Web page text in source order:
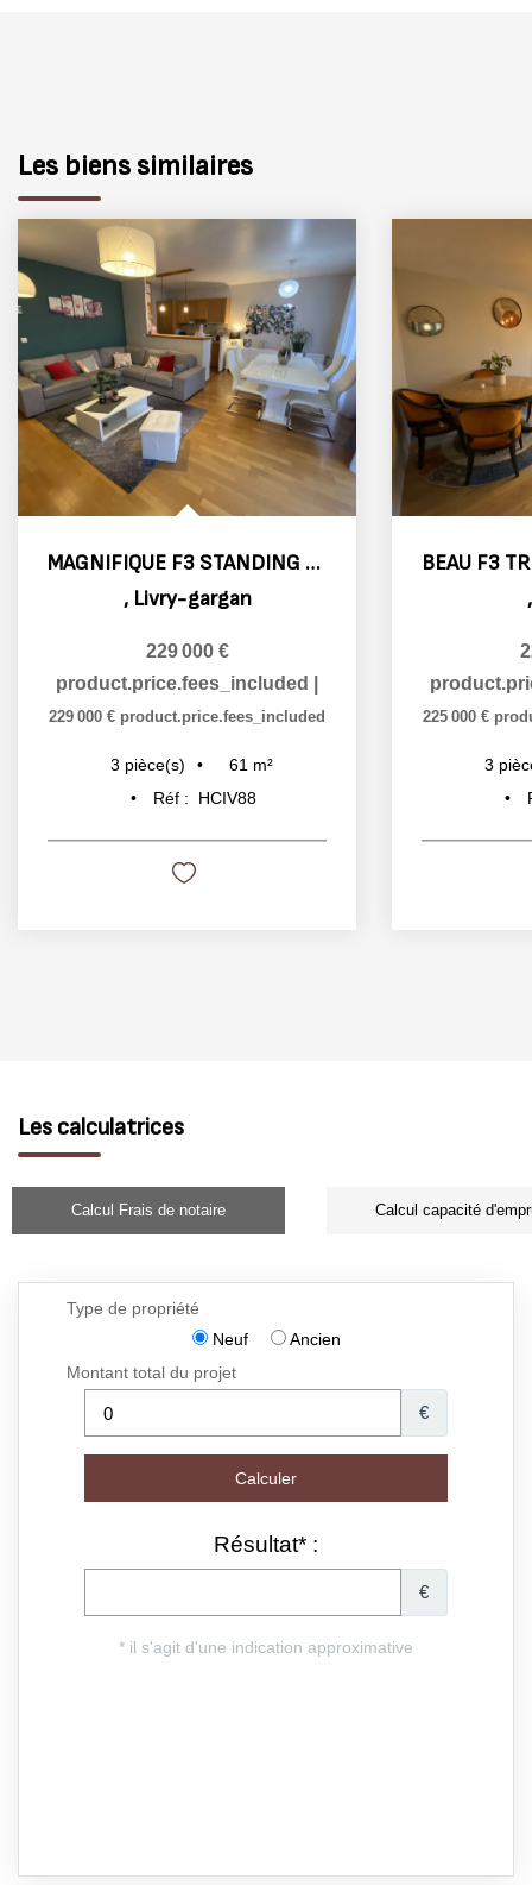
Les biens similaires
MAGNIFIQUE F3 STANDING TRAVERSANT LIVRY-GARGAN LIBERATION SA
, Livry-gargan
229 000 €
product.price.fees_included
229 000 € product.price.fees_included
3 pièce(s) 61 m²
Réf :
HCIV88
225 000 €
3
Les calculatrices
Calcul Frais de notaire Calcul capacité